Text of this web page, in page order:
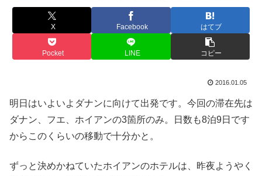
X Facebook はてブ
Pocket LINE コピー
2016.01.05
明日はいよいよダナンに向けて出発です。今回の滞在先は
ダナン、フエ、ホイアンの3箇所のみ。日数も8泊9日です
からこのくらいの移動で十分かと。
ずっと決めかねていたホイアンのホテルは、昨夜ようやく